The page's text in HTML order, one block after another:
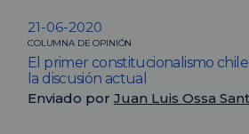
21-06-2020
COLUMNA DE OPINIÓN
El primer constitucionalismo
la discusión actual
Enviado por Juan Luis Ossa